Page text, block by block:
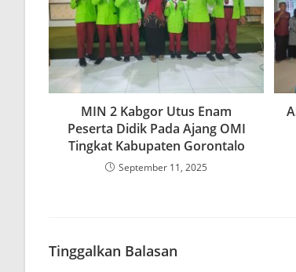
MIN 2 Kabgor Utus Enam
Peserta Didik Pada Ajang OMI
Tingkat Kabupaten Gorontalo
September 11, 2025
Tinggalkan Balasan